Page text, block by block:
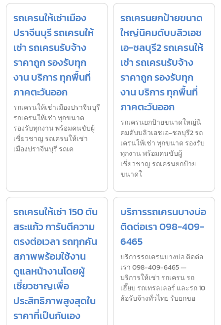
รถเครนให้เช่าเมือง
ปราจีนบุรี รถเครนให้
เช่า รถเครนรับจ้าง
ราคาถูก รองรับทุก
งาน บริการ ทุกพื้นที่
ภาคตะวันออก
รถเครนให้เช่าเมืองปราจีนบุรี
รถเครนให้เช่า ทุกขนาด
รองรับทุกงาน พร้อมคนขับผู้
เชี่ยวชาญ รถเครนให้เช่า
เมืองปราจีนบุรี รถเค
รถเครนยกป้ายขนาด
ใหญ่นิคมดับบลิวเอช
เอ-ชลบุรี2 รถเครนให้
เช่า รถเครนรับจ้าง
ราคาถูก รองรับทุก
งาน บริการ ทุกพื้นที่
ภาคตะวันออก
รถเครนยกป้ายขนาดใหญ่นิ
คมดับบลิวเอชเอ-ชลบุรี2 รถ
เครนให้เช่า ทุกขนาด รองรับ
ทุกงาน พร้อมคนขับผู้
เชี่ยวชาญ รถเครนยกป้าย
ขนาดใ
รถเครนให้เช่า 150 ตัน
สระแก้ว การันตีความ
ตรงต่อเวลา รถทุกคัน
สภาพพร้อมใช้งาน
ดูแลหน้างานโดยผู้
เชี่ยวชาญเพื่อ
ประสิทธิภาพสูงสุดใน
ราคาที่เป็นกันเอง
บริการรถเครนบางบ่อ
ติดต่อเรา 098-409-
6465
บริการรถเครนบางบ่อ ติดต่อ
เรา 098-409-6465 —
บริการให้เช่า รถเครน รถ
เฮี๊ยบ รถเทรลเลอร์ และรถ 10
ล้อรับจ้างทั่วไทย รับยกขอ